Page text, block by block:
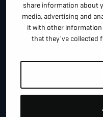
share information about
media, advertising and
it with other
that they’ve collected
Je kan dit formulier
vragen, een afspraak
hallo te zeggen.
VOOR- EN